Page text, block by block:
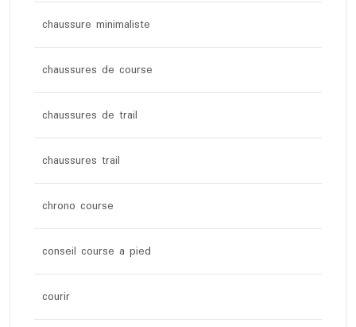
chaussure minimaliste
chaussures de course
chaussures de trail
chaussures trail
chrono course
conseil course a pied
courir